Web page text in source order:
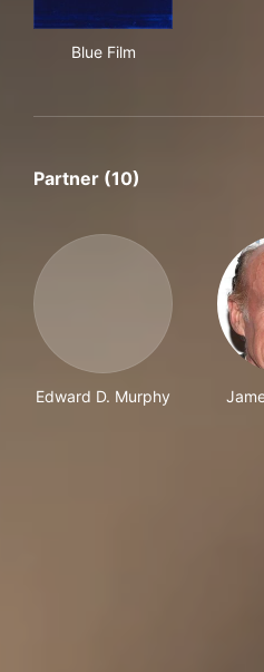
Blue Film
Partner (10)
Edward D. Murphy